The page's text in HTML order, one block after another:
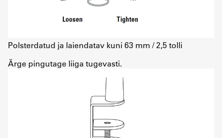
Polsterdatud ja laiendatav kuni 63 mm / 2,5 tolli
Ärge pingutage liiga tugevasti.